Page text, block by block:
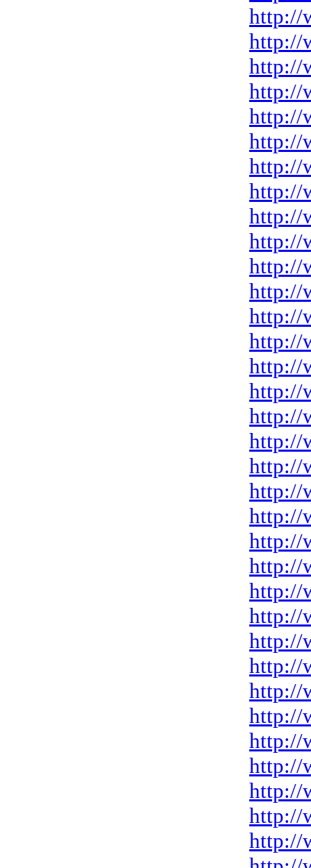
http://
http://
http://
http://
http://
http://
http://
http://
http://
http://
http://
http://
http://
http://
http://
http://
http://
http://
http://
http://
http://
http://
http://
http://
http://
http://
http://
http://
http://
http://
http://
http://
http://
http://